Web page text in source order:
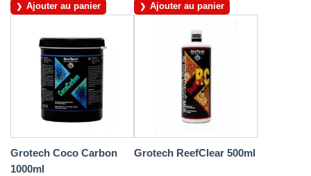
Ajouter au panier Ajouter au panier
Grotech Coco Carbon
1000ml
Grotech ReefClear 500ml